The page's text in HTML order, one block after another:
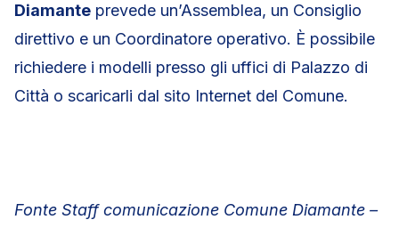
Diamante prevede un’Assemblea, un Consiglio
direttivo e un Coordinatore operativo. È possibile
richiedere i modelli presso gli uffici di Palazzo di
Città o scaricarli dal sito Internet del Comune.
Fonte Staff comunicazione Comune Diamante –